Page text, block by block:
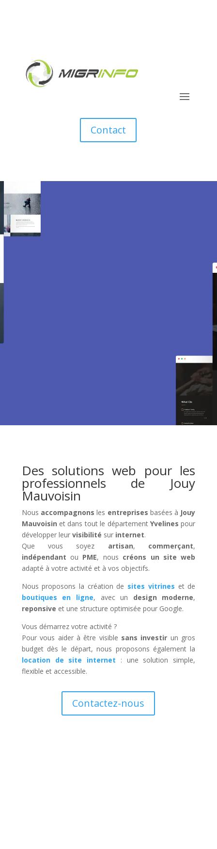
Contact
Création de site internet
Des solutions web pour les
professionnels de Jouy
Mauvoisin
Nous accompagnons les entreprises basées à Jouy
Mauvoisin et dans tout le départementYvelines pour
développer leur visibilité sur internet.
Que vous soyez artisan, commerçant,
indépendant ou PME, nous créons un site web
adapté à votre activité et à vos objectifs.
Nous proposons la création de sites vitrines et de
boutiques en ligne, avec un design moderne,
reponsive et une structure optimisée pour Google.
Vous démarrez votre activité ?
Pour vous aider à être visible sans investir un gros
budget dès le départ, nous proposons également la
location de site internet : une solution simple,
flexible et accessible.
Contactez-nous